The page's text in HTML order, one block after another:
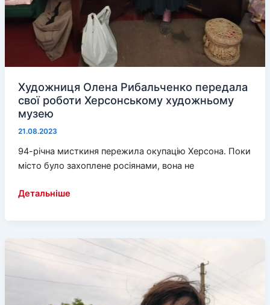
Художниця Олена Рибальченко передала
свої роботи Херсонському художньому
музею
21.08.2023
94-річна мисткиня пережила окупацію Херсона. Поки
місто було захоплене росіянами, вона не
Художниця
передала
Херсонському
Детальніше